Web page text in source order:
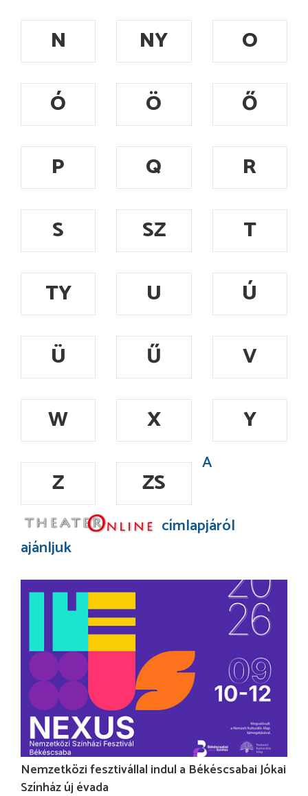
N NY
O
Ó
Ö
Ő
P
Q
R
S
SZ
T
TY
U
Ú
Ü
Ű
V
W
X
Y
Z
ZS
A
címlapjáról
ajánljuk
Nemzetközi fesztivállal indul a Békéscsabai Jókai
Színház új évada